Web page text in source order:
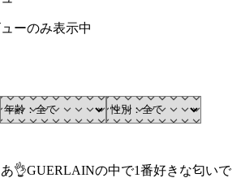
ーのみ表示中
👌GUERLAINの中で1番好きな匂いで